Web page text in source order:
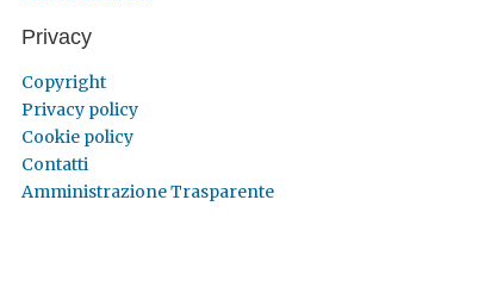
Privacy
Copyright
Privacy policy
Cookie policy
Contatti
Amministrazione Trasparente